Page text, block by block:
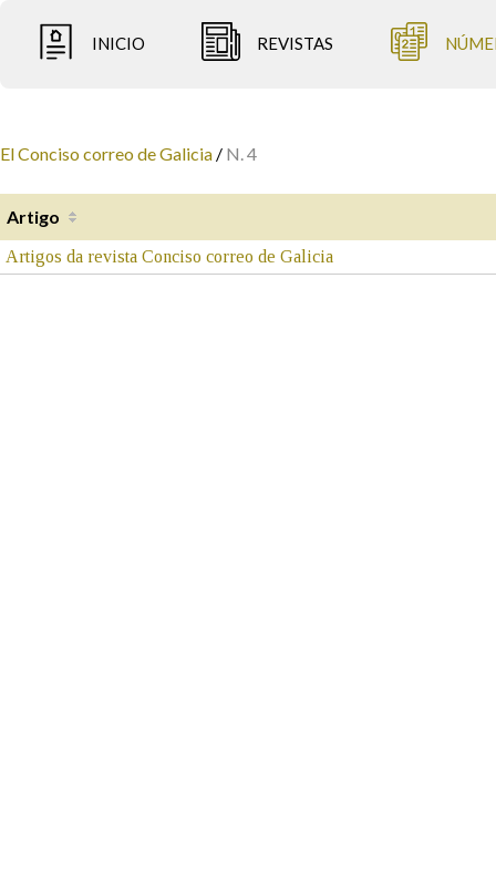
INICIO REVISTAS
El Conciso correo de Galicia / N. 4
Artigo
Artigos da revista Conciso correo de Galicia